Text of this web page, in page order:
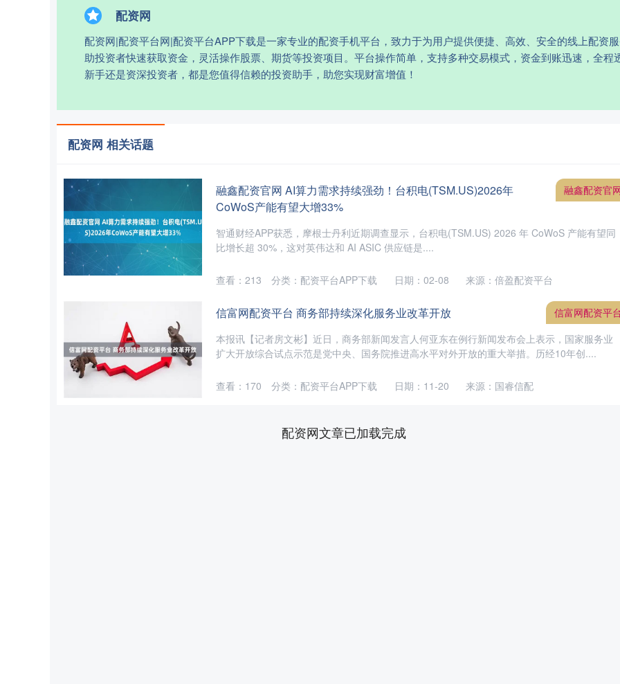
配资网
配资网|配资平台网|配资平台APP下载是一家专业的配资手机平台，致力于为用户提供便捷、高效、安全的线上配资
助投资者快速获取资金，灵活操作股票、期货等投资项目。平台操作简单，支持多种交易模式，资金到账迅速，全
新手还是资深投资者，都是您值得信赖的投资助手，助您实现财富增值！
配资网 相关话题
融鑫配资官网 AI算力需求持续强劲！台积电(TSM.US)2026年
CoWoS产能有望大增33%
智通财经APP获悉，摩根士丹利近期调查显示，台积电(TSM.US) 2026 年 CoWoS 产能有望同
比增长超 30%，这对英伟达和 AI ASIC 供应链是....
融鑫配资官
日期：02-08 来源：倍盈配资平台
查看： 213 分类： 配资平台APP下载
信富网配资平台 商务部持续深化服务业改革开放
本报讯【记者房文彬】近日，商务部新闻发言人何亚东在例行新闻发布会上表示，国家服务业
扩大开放综合试点示范是党中央、国务院推进高水平对外开放的重大举措。历经10年创....
信富网配资平
日期：11-20 来源：国睿信配
查看： 170 分类： 配资平台APP下载
配资网文章已加载完成